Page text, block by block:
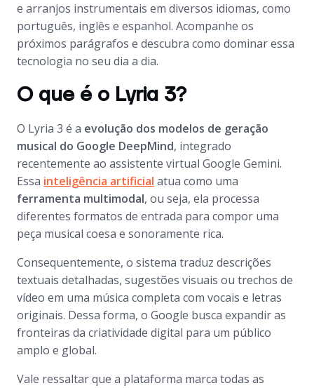
e arranjos instrumentais em diversos idiomas, como
português, inglês e espanhol. Acompanhe os
próximos parágrafos e descubra como dominar essa
tecnologia no seu dia a dia.
O que é o Lyria 3?
O Lyria 3 é a evolução dos modelos de geração
musical do Google DeepMind, integrado
recentemente ao assistente virtual Google Gemini.
Essa inteligência artificial atua como uma
ferramenta multimodal, ou seja, ela processa
diferentes formatos de entrada para compor uma
peça musical coesa e sonoramente rica.
Consequentemente, o sistema traduz descrições
textuais detalhadas, sugestões visuais ou trechos de
vídeo em uma música completa com vocais e letras
originais. Dessa forma, o Google busca expandir as
fronteiras da criatividade digital para um público
amplo e global.
Vale ressaltar que a plataforma marca todas as